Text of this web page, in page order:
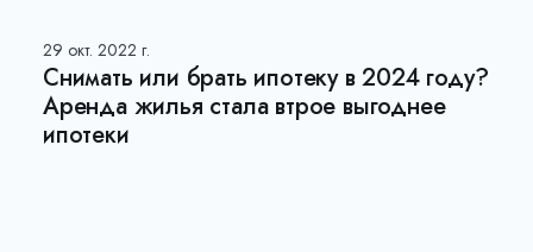
29 окт. 2022 г.
Снимать или брать ипотеку в 2024 году?
Аренда жилья стала втрое выгоднее
ипотеки